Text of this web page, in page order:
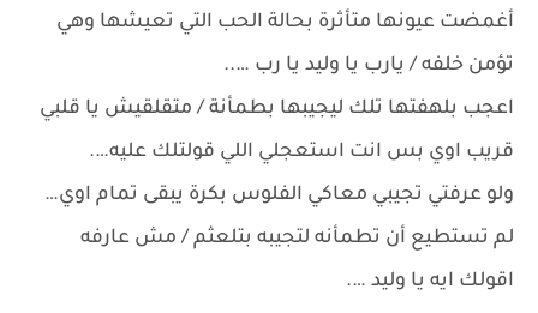
أغمضت عيونها متأثرة بحالة الحب التي تعيشها وهي
تؤمن خلفه / يارب يا وليد يا رب …..
اعجب بلهفتها تلك ليجيبها بطمأنة / متقلقيش يا قلبي
قريب اوي بس انت استعجلي اللي قولتلك عليه….
ولو عرفتي تجيبي معاكي الفلوس بكرة يبقى تمام اوي…
لم تستطيع أن تطمأنه لتجيبه بتلعثم / مش عارفه
اقولك ايه يا وليد ….